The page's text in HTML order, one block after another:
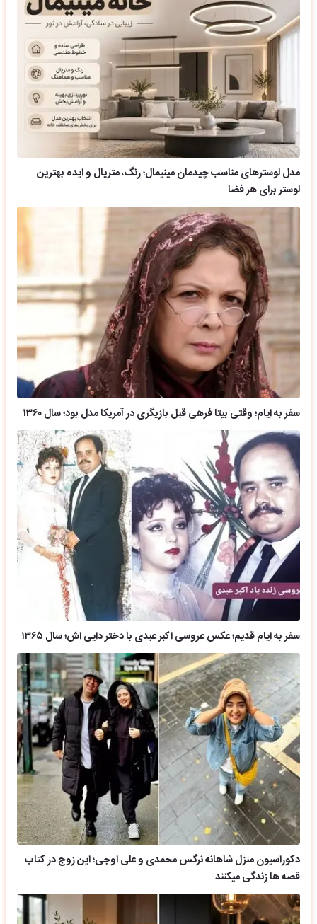
مدل لوسترهای مناسب چیدمان مینیمال؛ رنگ، متریال و ایده بهترین
لوستر برای هر فضا
سفر به ایام؛ وقتی بیتا فرهی قبل بازیگری در آمریکا مدل بود؛ سال ۱۳۶۰
سفر به ایام قدیم؛ عکس عروسی اکبر عبدی با دختر دایی اش؛ سال ۱۳۶۵
دکوراسیون منزل شاهانه نرگس محمدی و علی اوجی؛ این زوج در کتاب
قصه ها زندگی میکنند